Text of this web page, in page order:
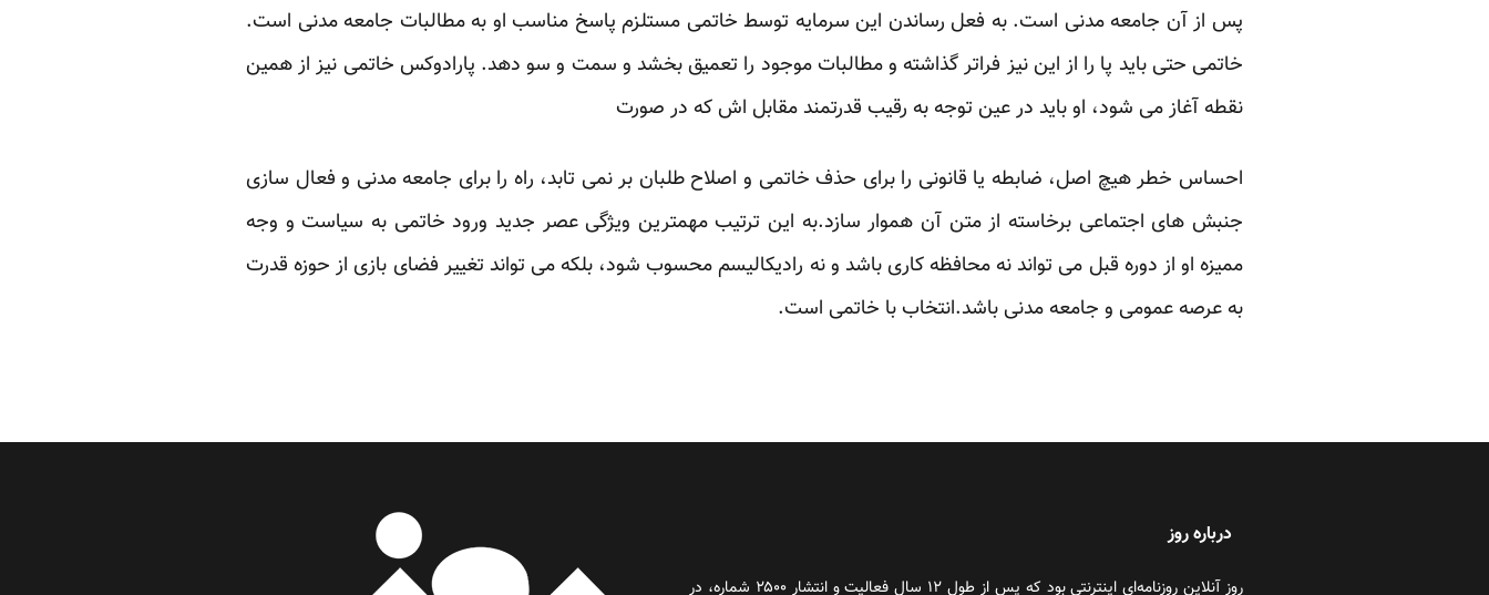
پس از ‏آن جامعه مدنی است. به فعل رساندن این سرمایه توسط خاتمی مستلزم پاسخ مناسب او به مطالبات جامعه مدنی ‏است.
خاتمی حتی باید پا را از این نیز فراتر گذاشته و مطالبات موجود را تعمیق بخشد و سمت و سو دهد. ‏پارادوکس خاتمی نیز از همین
نقطه آغاز می شود، او باید در عین توجه به رقیب قدرتمند مقابل اش که در صورت ‏
احساس خطر هیچ اصل، ضابطه یا قانونی را برای حذف خاتمی و اصلاح طلبان بر نمی تابد، راه را برای جامعه ‏مدنی و فعال سازی
جنبش های اجتماعی برخاسته از متن آن هموار سازد.به این ترتیب مهمترین ویژگی عصر ‏جدید ورود خاتمی به سیاست و وجه
ممیزه او از دوره قبل می تواند نه محافظه کاری باشد و نه رادیکالیسم ‏محسوب شود، بلکه می تواند تغییر فضای بازی از حوزه قدرت
به عرصه عمومی و جامعه مدنی باشد.انتخاب با ‏خاتمی است.‏
درباره روز
روز آنلاین روزنامه‌ای اینترنتی بود که پس از طول ۱۲ سال فعالیت و انتشار ۲۵۰۰ شماره، در